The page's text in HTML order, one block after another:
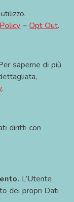
–Opt Out.
saperne di più
.
diritti con
L’Utente
dei propri Dati